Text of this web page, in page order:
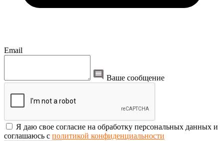
Email
Ваше сообщение
Я даю свое согласие на обработку персональных данных и
соглашаюсь с политикой конфиденциальности